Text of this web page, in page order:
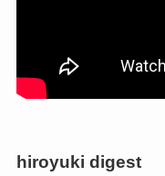
hiroyuki digest